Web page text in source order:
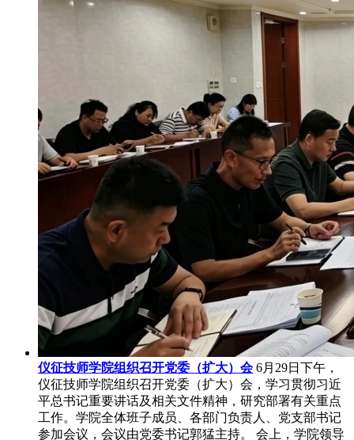
仪征技师学院组织召开党委（扩大）会 6月29日下午，
仪征技师学院组织召开党委（扩大）会，学习贯彻习近
平总书记重要讲话及相关文件精神，研究部署有关重点
工作。学院全体班子成员、各部门负责人、党支部书记
参加会议，会议由党委书记郭猛主持。 会上，学院领导